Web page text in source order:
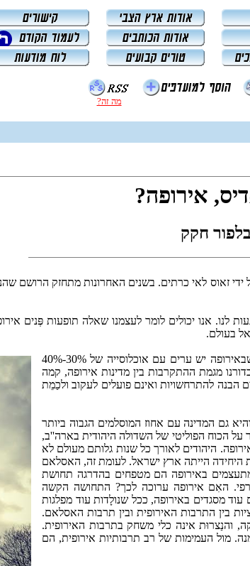
מה זה?
אירופה?
בלפור חקק
זאוס לאי כרתים. בשנים האחרונות מתחזק הרושם
אנו יכולים לומר לעצמנו שאלה תופעות פְּנים
בעולם.
הנהירה של מוסלמים לאירופה הולכת ומתעצמת. ד''ר גיא בכור טען במאמר שכתב באתר ג'י פלאנט שבאירופה יש ערים עם אוכלוסייה של 30%-40%
מגמת ההתקרבות בין מדינות אירופה, קמה
הבנה להתרחשויות ואינם פועלים לעקוב ולכַמֵת
גם המדינה עם אחוז המוסלמים הגבוה ביותר
על הכוח הפוליטי של השדולה היהודית בארה''ב,
היהודים לאורך כל שנות גלותם מעולם לא
היחידה הייתה ארץ ישראל. לעומת זה, האסלאם
באירופה הם מטפחים בהדרגה תחושת
האִם אירופה ערוכה לכך? התחושה הקשה
מסגדים באירופה, ככל שנולָדות עוד מפלגות
בין התרבות האירופית ובין תרבות האסלאם.
והנַצרוּת אינה כלי משחק בתרבות האירופית.
מול העמימות של רב תרבותיות אירופית, הם